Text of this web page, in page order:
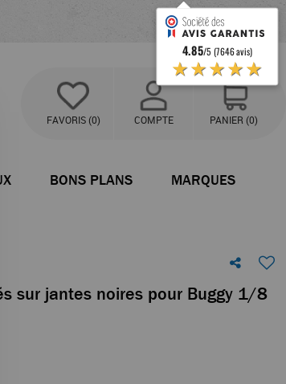
FAVORIS (0) COMPTE PANIER (0)
BONS PLANS MARQUES
sur jantes noires pour Buggy 1/8
4.85/5 (7646 avis)
★★★★★